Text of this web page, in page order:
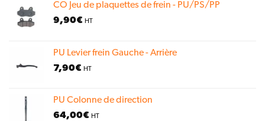
CO Jeu de plaquettes de frein - PU/PS/PP
9,90€ HT
PU Levier frein Gauche - Arrière
7,90€ HT
PU Colonne de direction
64,00€ HT